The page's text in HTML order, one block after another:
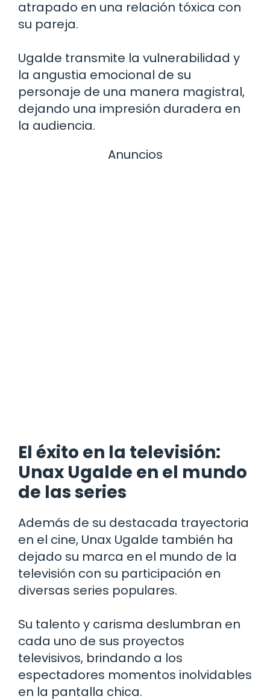
atrapado en una relación tóxica con
su pareja.
Ugalde transmite la vulnerabilidad y
la angustia emocional de su
personaje de una manera magistral,
dejando una impresión duradera en
la audiencia.
Anuncios
El éxito en la televisión:
Unax Ugalde en el mundo
de las series
Además de su destacada trayectoria
en el cine, Unax Ugalde también ha
dejado su marca en el mundo de la
televisión con su participación en
diversas series populares.
Su talento y carisma deslumbran en
cada uno de sus proyectos
televisivos, brindando a los
espectadores momentos inolvidables
en la pantalla chica.